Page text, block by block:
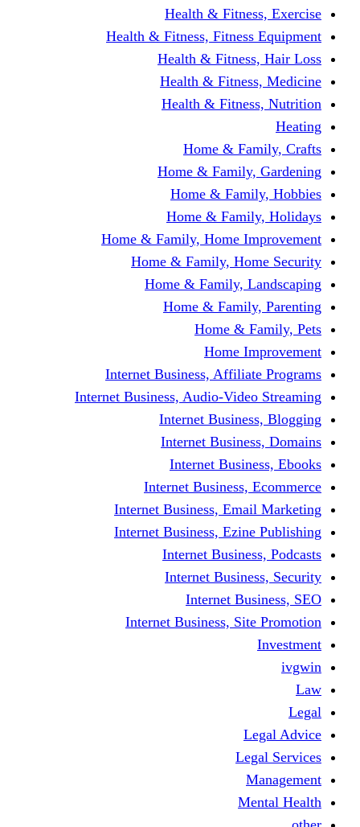
Health &
Health & Fitness,
Health &
Health &
Health &
Home &
Home &
Home &
Home &
Home & Family, Home
Home & Family,
Home & Family,
Home &
Home &
Home
Internet Business,
Internet Business, Audio-
Internet
Internet
Internet
Internet Business,
Internet Business,
Internet Business,
Internet
Internet
Internet
Internet Business,